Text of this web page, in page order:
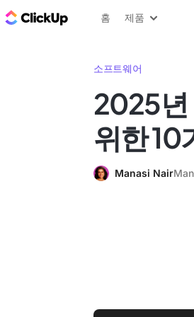
ClickUp 블로그
홈 제품
소프트웨어
2025년
위한 10
Manasi Nair